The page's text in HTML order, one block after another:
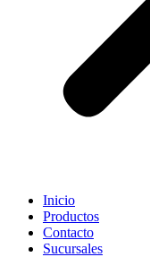
Inicio
Productos
Contacto
Sucursales